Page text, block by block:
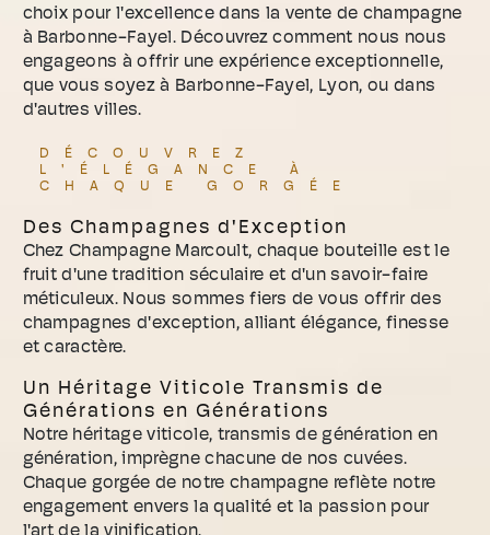
choix pour l'excellence dans la vente de champagne
à Barbonne-Fayel. Découvrez comment nous nous
engageons à offrir une expérience exceptionnelle,
que vous soyez à Barbonne-Fayel, Lyon, ou dans
d'autres villes.
DÉCOUVREZ
L'ÉLÉGANCE À
CHAQUE GORGÉE
Des Champagnes d'Exception
Chez Champagne Marcoult, chaque bouteille est le
fruit d'une tradition séculaire et d'un savoir-faire
méticuleux. Nous sommes fiers de vous offrir des
champagnes d'exception, alliant élégance, finesse
et caractère.
Un Héritage Viticole Transmis de
Générations en Générations
Notre héritage viticole, transmis de génération en
génération, imprègne chacune de nos cuvées.
Chaque gorgée de notre champagne reflète notre
engagement envers la qualité et la passion pour
l'art de la vinification.